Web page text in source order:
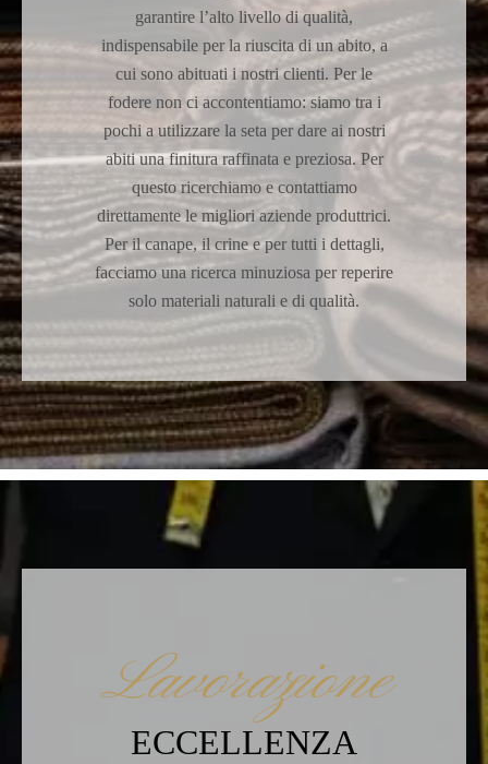
garantire l’alto livello di qualità,
indispensabile per la riuscita di un abito, a
cui sono abituati i nostri clienti. Per le
fodere non ci accontentiamo: siamo tra i
pochi a utilizzare la seta per dare ai nostri
abiti una finitura raffinata e preziosa. Per
questo ricerchiamo e contattiamo
direttamente le migliori aziende produttrici.
Per il canape, il crine e per tutti i dettagli,
facciamo una ricerca minuziosa per reperire
solo materiali naturali e di qualità.
Lavorazione
ECCELLENZA